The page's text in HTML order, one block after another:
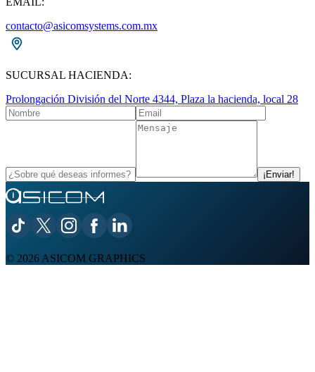
contacto@asicomsystems.com.mx
SUCURSAL HACIENDA:
Prolongación División del Norte 4344, Plaza la hacienda, local 28
¡Enviar!
© 2026ASICOM GRAPHICS